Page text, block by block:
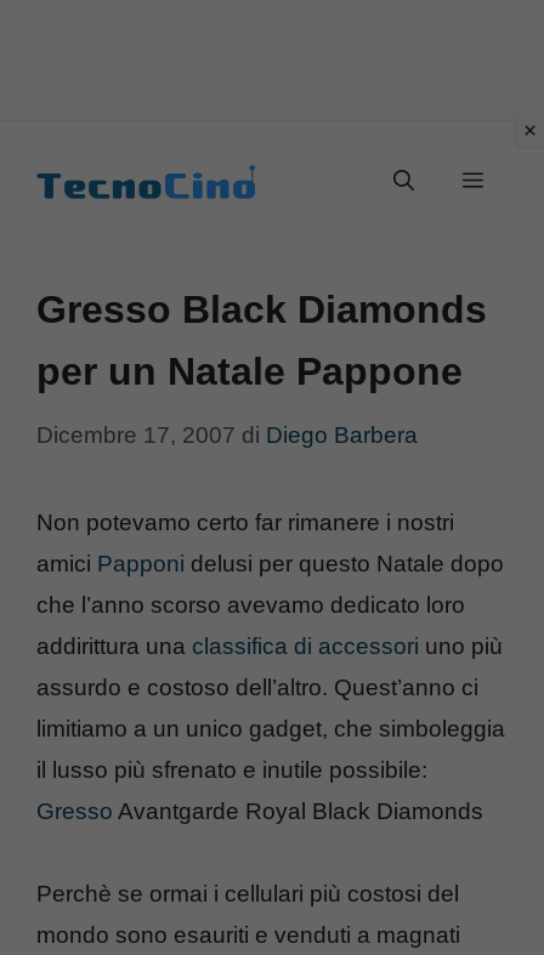
Menu
Gresso Black Diamonds
per un Natale Pappone
Dicembre 17, 2007 di Diego Barbera
Non potevamo certo far rimanere i nostri
amici Papponi delusi per questo Natale dopo
che l’anno scorso avevamo dedicato loro
addirittura una classifica di accessori uno più
assurdo e costoso dell’altro. Quest’anno ci
limitiamo a un unico gadget, che simboleggia
il lusso più sfrenato e inutile possibile:
Gresso Avantgarde Royal Black Diamonds
Perchè se ormai i cellulari più costosi del
mondo sono esauriti e venduti a magnati